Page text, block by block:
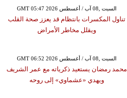
GMT 05:47 2026 السبت ,08 آب / أغسطس
تناول المكسرات بانتظام قد يعزز صحة القلب
ويقلل مخاطر الأمراض
GMT 06:52 2026 السبت ,08 آب / أغسطس
محمد رمضان يستعيد ذكرياته مع عمر الشريف
ويهدي «عشماوي» إلى روحه